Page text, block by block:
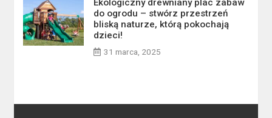
Ekologiczny drewniany plac zabaw
do ogrodu – stwórz przestrzeń
bliską naturze, którą pokochają
dzieci!
31 marca, 2025